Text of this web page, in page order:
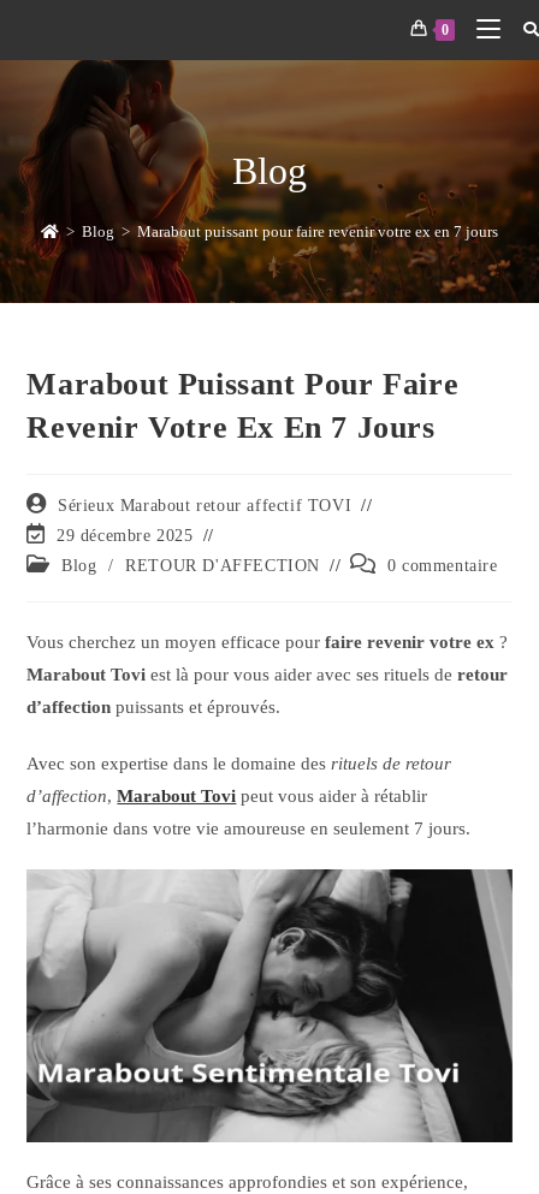
0
Blog
> Blog > Marabout puissant pour faire revenir votre ex en 7 jours
Marabout Puissant Pour Faire
Revenir Votre Ex En 7 Jours
Sérieux Marabout retour affectif TOVI
29 décembre 2025
Blog
/ RETOUR D'AFFECTION 0 commentaire
Vous cherchez un moyen efficace pourfaire revenir votre ex ?
Marabout Tovi est là pour vous aider avec ses rituels deretour
d’affection puissants et éprouvés.
Avec son expertise dans le domaine desrituels de retour
d’affection,Marabout Tovi peut vous aider à rétablir
l’harmonie dans votre vie amoureuse en seulement 7 jours.
Grâce à ses connaissances approfondies et son expérience,